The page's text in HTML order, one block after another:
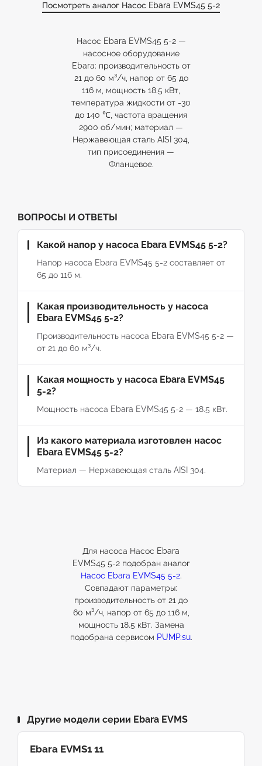
Посмотреть аналог Насос Ebara EVMS45 5-2
Насос Ebara EVMS45 5-2 —
насосное оборудование
Ebara: производительность от
21 до 60 м³/ч, напор от 65 до
116 м, мощность 18.5 кВт,
температура жидкости от -30
до 140 ℃, частота вращения
2900 об/мин; материал —
Нержавеющая сталь AISI 304,
тип присоединения —
Фланцевое.
ВОПРОСЫ И ОТВЕТЫ
Какой напор у насоса Ebara EVMS45 5-2?
Напор насоса Ebara EVMS45 5-2 составляет от
65 до 116 м.
Какая производительность у насоса
Ebara EVMS45 5-2?
Производительность насоса Ebara EVMS45 5-2 —
от 21 до 60 м³/ч.
Какая мощность у насоса Ebara EVMS45
5-2?
Мощность насоса Ebara EVMS45 5-2 — 18.5 кВт.
Из какого материала изготовлен насос
Ebara EVMS45 5-2?
Материал — Нержавеющая сталь AISI 304.
Для насоса Насос Ebara
EVMS45 5-2 подобран аналог
Насос Ebara EVMS45 5-2.
Совпадают параметры:
производительность от 21 до
60 м³/ч, напор от 65 до 116 м,
мощность 18.5 кВт. Замена
подобрана сервисом PUMP.su.
Другие модели серии Ebara EVMS
Ebara EVMS1 11